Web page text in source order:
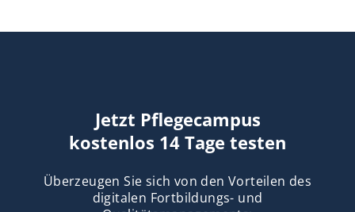
Jetzt Pflegecampus
kostenlos 14 Tage testen
Überzeugen Sie sich von den Vorteilen des
digitalen Fortbildungs- und